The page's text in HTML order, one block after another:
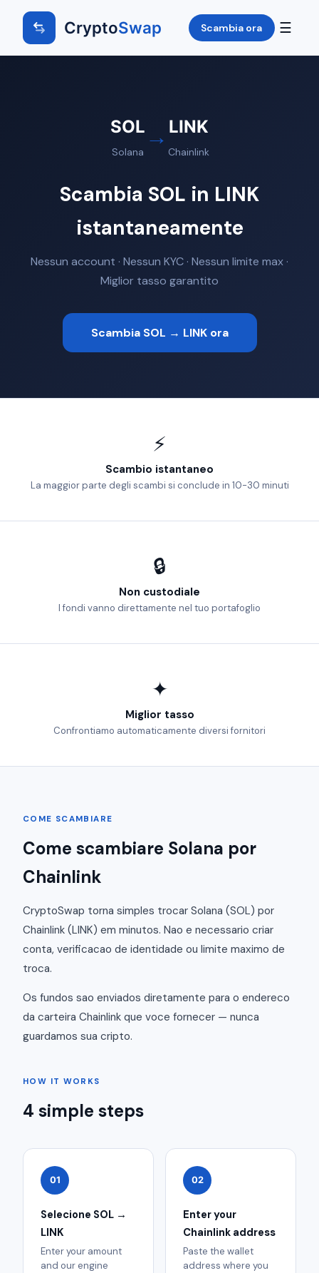
CryptoSwap Scambia ora ☰
SOL
Solana
→ LINK
Chainlink
Scambia SOL in LINK
istantaneamente
Nessun account · Nessun KYC · Nessun limite max ·
Miglior tasso garantito
Scambia SOL → LINK ora
⚡
Scambio istantaneo
La maggior parte degli scambi si conclude in 10-30 minuti
🔒
Non custodiale
I fondi vanno direttamente nel tuo portafoglio
✦
Miglior tasso
Confrontiamo automaticamente diversi fornitori
COME SCAMBIARE
Come scambiare Solana por
Chainlink
CryptoSwap torna simples trocar Solana (SOL) por
Chainlink (LINK) em minutos. Nao e necessario criar
conta, verificacao de identidade ou limite maximo de
troca.
Os fundos sao enviados diretamente para o endereco
da carteira Chainlink que voce fornecer — nunca
guardamos sua cripto.
HOW IT WORKS
4 simple steps
01
Selecione SOL →
LINK
Enter your amount
and our engine
02
Enter your
Chainlink address
Paste the wallet
address where you